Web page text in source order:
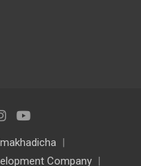
Company